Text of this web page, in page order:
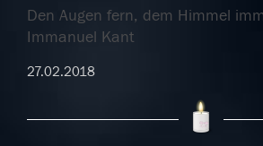
Den Augen fern, dem Himmel
Immanuel Kant
27.02.2018